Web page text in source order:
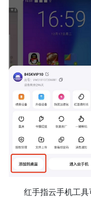
红手指云手机工具